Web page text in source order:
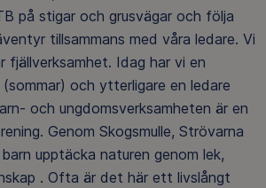
på stigar och grusvägar och följa
tillsammans med våra ledare. Vi
fjällverksamhet. Idag har vi en
och ytterligare en ledare
och ungdomsverksamheten är en
Genom Skogsmulle, Strövarna
upptäcka naturen genom lek,
. Ofta är det här ett livslångt